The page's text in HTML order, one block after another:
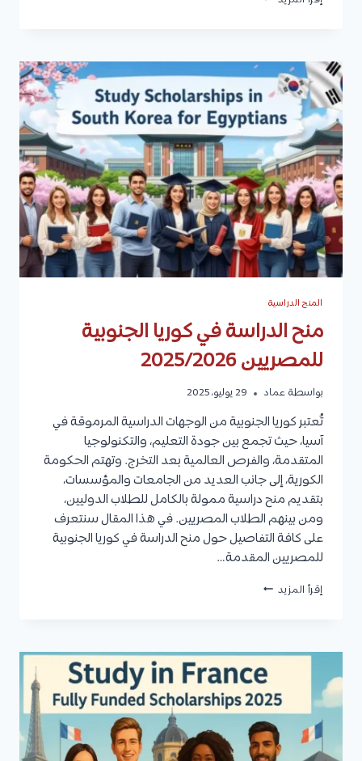
2025/2026
للطلاب
الدوليين
المنح الدراسية
منح الدراسة في كوريا الجنوبية
للمصريين 2025/2026
بواسطة عماد 29 يوليو، 2025
تُعتبر كوريا الجنوبية من الوجهات الدراسية المرموقة في
آسيا، حيث تجمع بين جودة التعليم، والتكنولوجيا
المتقدمة، والفرص العالمية بعد التخرج. وتهتم الحكومة
الكورية، إلى جانب العديد من الجامعات والمؤسسات،
بتقديم منح دراسية ممولة بالكامل للطلاب الدوليين،
ومن بينهم الطلاب المصريين. في هذا المقال سنتعرف
على كافة التفاصيل حول منح الدراسة في كوريا الجنوبية
للمصريين المقدمة…
إقرأ المزيد منح
الجنوبية
للمصريين
2025/2026